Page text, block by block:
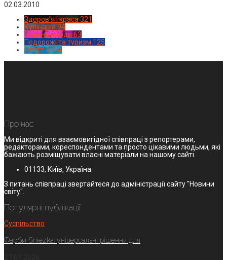
02.03.2010
Здоров'я і краса 321
Кулінарія 94
Новинки моди 63
Подорожі та туризм 125
Спорт1224
Про нас
Ми відкриті для взаємовигідної співпраці з репортерами,
редакторами, кореспондентами та просто цікавими людьми, які
бажають розміщувати власні матеріали на нашому сайті.
01133, Київ, Україна
З питань співпраці звертайтеся до адміністрації сайту "Новини
світу".
Популярні публікації
Суспільство
Фарби Sniezka: універсальні рішення для